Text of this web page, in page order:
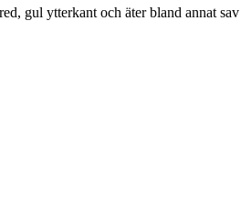
gul ytterkant och äter bland annat